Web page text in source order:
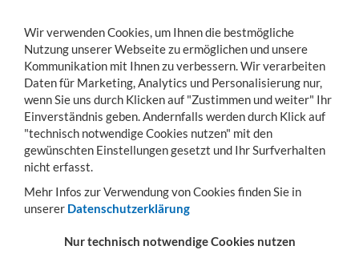
Toggle
navigation
MENÜ KONTO WARENKORB
KONTO ERÖFFNEN
Kontoinformationen
Wir verwenden Cookies, um Ihnen die bestmögliche
Nutzung unserer Webseite zu ermöglichen und unsere
Kommunikation mit Ihnen zu verbessern. Wir verarbeiten
Daten für Marketing, Analytics und Personalisierung nur,
wenn Sie uns durch Klicken auf "Zustimmen und weiter" Ihr
Einverständnis geben. Andernfalls werden durch Klick auf
"technisch notwendige Cookies nutzen" mit den
gewünschten Einstellungen gesetzt und Ihr Surfverhalten
nicht erfasst.
Mehr Infos zur Verwendung von Cookies finden Sie in
unserer Datenschutzerklärung
Nur technisch notwendige Cookies nutzen